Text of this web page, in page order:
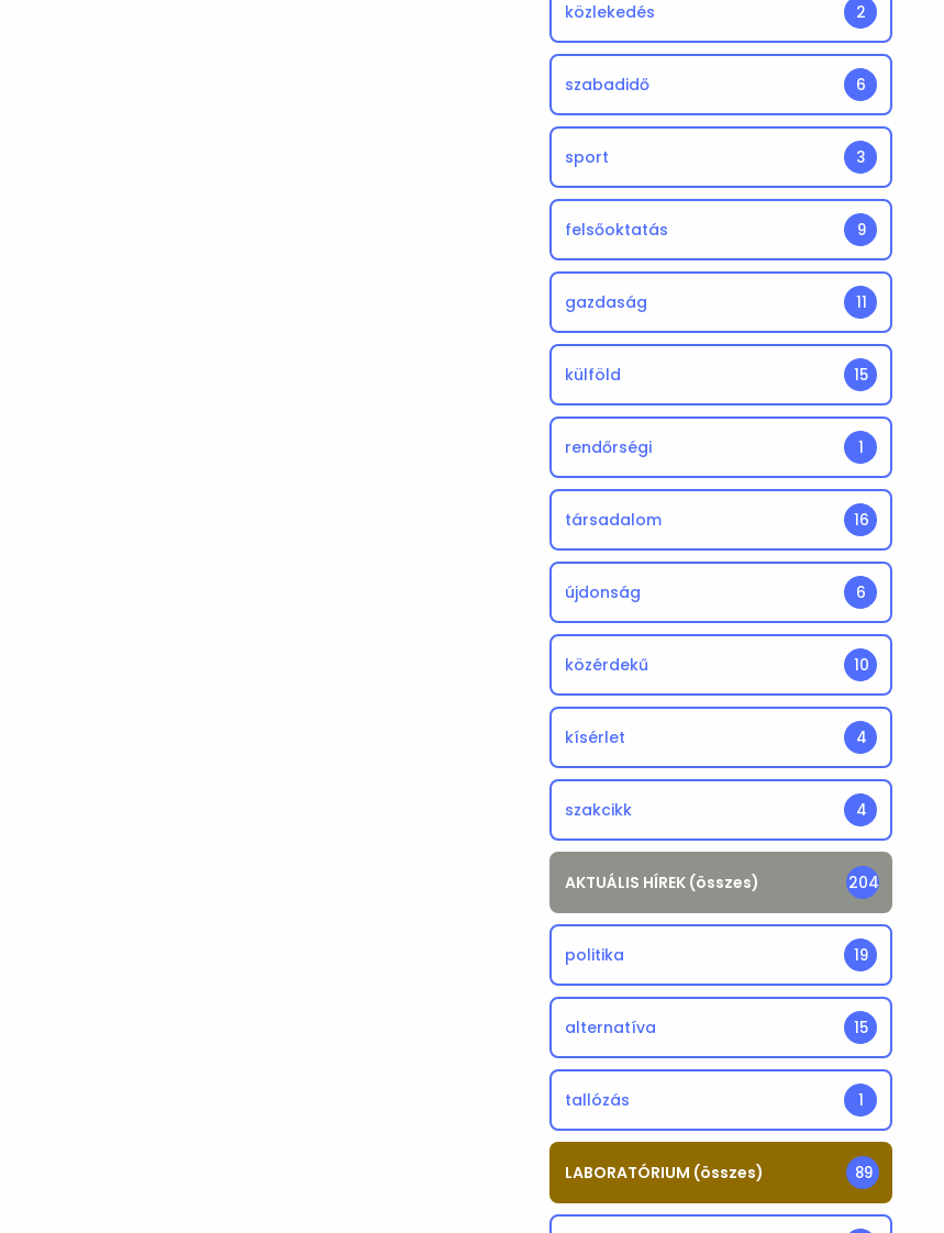
közlekedés 2
szabadidő 6
sport 3
felsőoktatás 9
gazdaság 11
külföld 15
rendőrségi 1
társadalom 16
újdonság 6
közérdekű 10
kísérlet 4
szakcikk 4
AKTUÁLIS HÍREK (összes) 204
politika 19
alternatíva 15
tallózás 1
LABORATÓRIUM (összes) 89